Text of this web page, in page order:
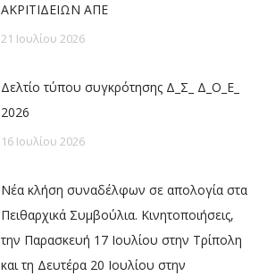
ΑΚΡΙΤΙΔΕΙΩΝ ΑΠΕ
21 Ιουλίου 2026
Δελτίο τύπου συγκρότησης Δ_Σ_ Δ_Ο_Ε_
2026
16 Ιουλίου 2026
Νέα κλήση συναδέλφων σε απολογία στα
Πειθαρχικά Συμβούλια. Κινητοποιήσεις,
την Παρασκευή 17 Ιουλίου στην Τρίπολη
και τη Δευτέρα 20 Ιουλίου στην